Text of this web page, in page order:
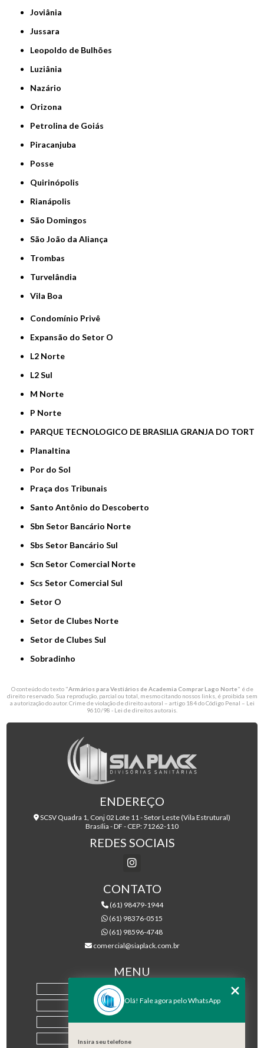
Joviânia
Jussara
Leopoldo de Bulhões
Luziânia
Nazário
Orizona
Petrolina de Goiás
Piracanjuba
Posse
Quirinópolis
Rianápolis
São Domingos
São João da Aliança
Trombas
Turvelândia
Vila Boa
Condomínio Privê
Expansão do Setor O
L2 Norte
L2 Sul
M Norte
P Norte
PARQUE TECNOLOGICO DE BRASILIA GRANJA DO TORT
Planaltina
Por do Sol
Praça dos Tribunais
Santo Antônio do Descoberto
Sbn Setor Bancário Norte
Sbs Setor Bancário Sul
Scn Setor Comercial Norte
Scs Setor Comercial Sul
Setor O
Setor de Clubes Norte
Setor de Clubes Sul
Sobradinho
O conteúdo do texto "Armários para Vestiários de Academia Comprar Lago Norte" é de
direito reservado. Sua reprodução, parcial ou total, mesmo citando nossos links, é proibida sem
a autorização do autor. Crime de violação de direito autoral – artigo 184 do Código Penal – Lei
9610/98 - Lei de direitos autorais
ENDEREÇO
SCSV Quadra 1, Conj 02 Lote 11 - Setor Leste (Vila Estrutural)
Brasília - DF - CEP: 71262-110
REDES SOCIAIS
CONTATO
(61) 98479-1944
(61) 98376-0515
(61) 98596-4748
comercial@siaplack.com.br
MENU
EMPRESA
PRODUTOS
Olá! Fale agora pelo WhatsApp
Insira seu telefone